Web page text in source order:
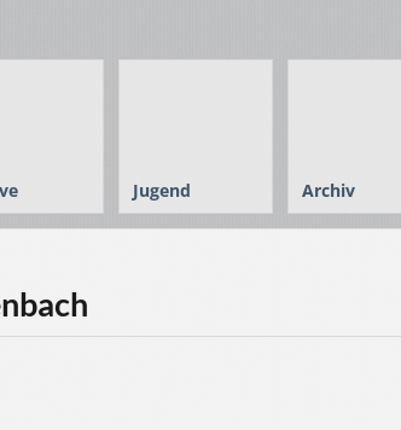
Jugend Archiv